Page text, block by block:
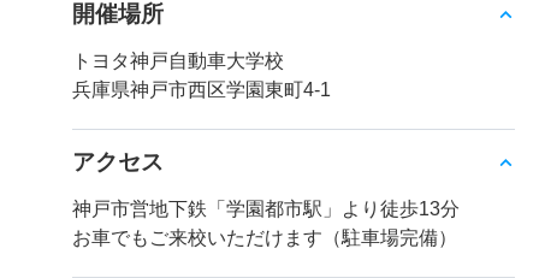
開催場所
トヨタ神戸自動車大学校
兵庫県神戸市西区学園東町4-1
アクセス
神戸市営地下鉄「学園都市駅」より徒歩13分
お車でもご来校いただけます（駐車場完備）